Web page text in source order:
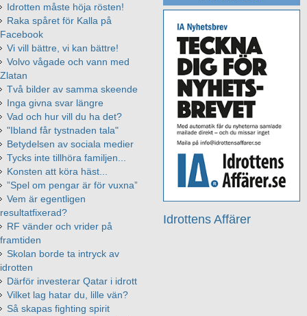
Idrottens Affärer
Idrotten måste höja rösten!
Raka spåret för Kalla på
Facebook
Vi vill bättre, vi kan bättre!
Volvo vågade och vann med
Zlatan
Två bilder av samma skeende
Inga givna svar längre
Vad och hur vill du ha det?
"Ibland får tystnaden tala"
Betydelsen av sociala medier
Tycks inte tillhöra familjen...
Konsten att köra häst...
”Spel om pengar är för vuxna”
Vem är egentligen
resultatfixerad?
RF vänder och vrider på
framtiden
Skolan borde ta intryck av
idrotten
Därför investerar Qatar i idrott
Vilket lag hatar du, lille vän?
Så skapas fighting spirit